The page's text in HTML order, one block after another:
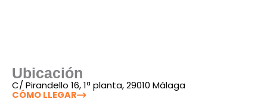
Ubicación
C/ Pirandello 16, 1ª planta, 29010 Málaga
CÓMO LLEGAR